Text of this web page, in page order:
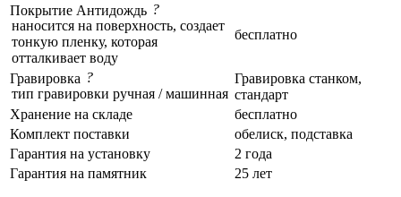
Покрытие Антидождь ?
наносится на поверхность, создает
тонкую пленку, которая
отталкивает воду
бесплатно
Гравировка ?
тип гравировки ручная / машинная
Гравировка станком,
стандарт
Хранение на складе
бесплатно
Комплект поставки
обелиск, подставка
Гарантия на установку
2 года
Гарантия на памятник
25 лет